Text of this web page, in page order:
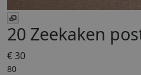
20 Zeekaken
€ 30
80